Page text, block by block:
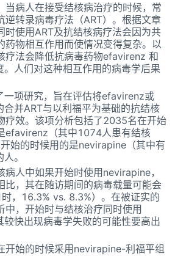
当病人在接受结核病治疗的时候，常
逆转录病毒疗法（ART）。根据文章
时使用ART及抗结核病疗法会因为共
药物相互作用而使情况变得复杂。以
疗法会降低抗病毒药物efavirenz 和
人们对这种相互作用的病毒学后果
一项研究，旨在评估将efavirenz或
并ART与以利福平为基础的抗结核
疗效。该项分析包括了2035名在开始
efavirenz（其中1074人患有结核
始的时候用的是nevirapine（其中有
。
人中如果开始时使用nevirapine，
比，其在随访期间的病毒载量可能会
，16.3% vs. 8.3%）。在被证实的
中，开始时与结核治疗同时使用
快出现病毒学失败的可能性要高出
开始的时候采用nevirapine-利福平组